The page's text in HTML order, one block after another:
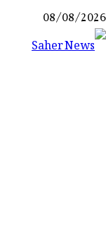
Skip
to
08/08/2026